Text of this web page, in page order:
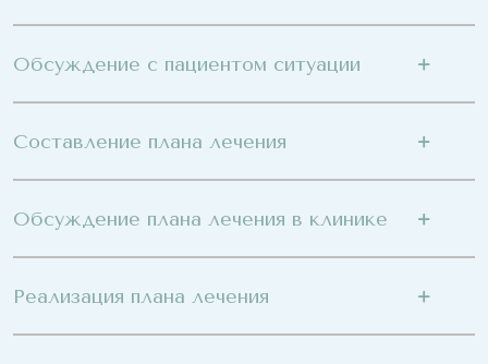
Обсуждение с пациентом ситуации
Составление плана лечения
Обсуждение плана лечения в клинике
Реализация плана лечения